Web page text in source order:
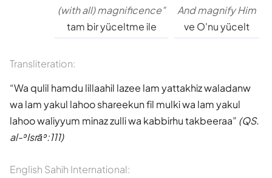
And magnify Him
ve O'nu yücelt
(with all) magnificence"
tam bir yüceltme ile
Transliteration:
Wa qulil hamdu lillaahil lazee lam yattakhiz waladanw
wa lam yakul lahoo shareekun fil mulki wa lam yakul
lahoo waliyyum minaz zulli wa kabbirhu takbeeraa (QS.
al-ʾIsrāʾ:111)
English Sahih International: